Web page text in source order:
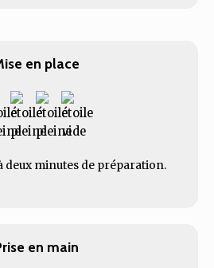
en place
deux minutes de préparation.
en main